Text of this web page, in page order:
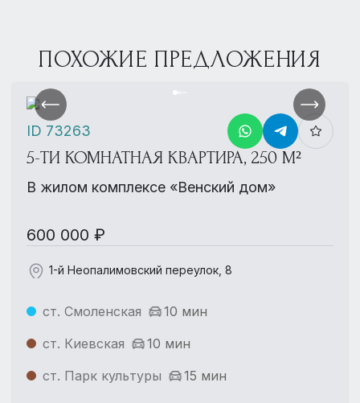
ПОХОЖИЕ ПРЕДЛОЖЕНИЯ
5-ТИ КОМНАТНАЯ КВАРТИРА, 250 М²
В жилом комплексе «Венский дом»
600 000 ₽
1-й Неопалимовский переулок, 8
ст. Смоленская
10 мин
ст. Киевская
10 мин
ст. Парк культуры
15 мин
ID 73263